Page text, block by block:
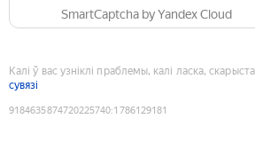
SmartCaptcha by Yandex Cloud
Калі ў вас узніклі праблемы, калі ласка,
сувязі
9184635874720225740:1786129181